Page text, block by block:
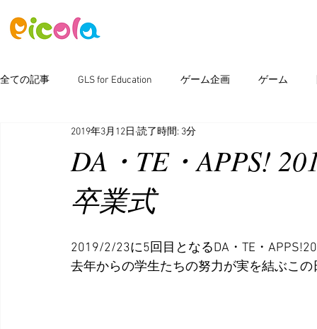
全ての記事 GLS for Education ゲーム企画 ゲーム
ピコラボ08號講座 Photoshop
DA・TE・APPS!
卒業式
2019年3月12日 読了時間: 3分
2019/2/23に5回目となるDA・TE・
去年からの学生たちの努力が実を結ぶこ